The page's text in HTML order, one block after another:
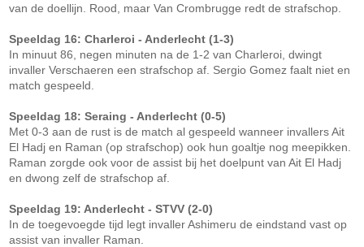
van de doellijn. Rood, maar Van Crombrugge redt de strafschop.
Speeldag 16: Charleroi - Anderlecht (1-3)
In minuut 86, negen minuten na de 1-2 van Charleroi, dwingt
invaller Verschaeren een strafschop af. Sergio Gomez faalt niet en
match gespeeld.
Speeldag 18: Seraing - Anderlecht (0-5)
Met 0-3 aan de rust is de match al gespeeld wanneer invallers Ait
El Hadj en Raman (op strafschop) ook hun goaltje nog meepikken.
Raman zorgde ook voor de assist bij het doelpunt van Ait El Hadj
en dwong zelf de strafschop af.
Speeldag 19: Anderlecht - STVV (2-0)
In de toegevoegde tijd legt invaller Ashimeru de eindstand vast op
assist van invaller Raman.